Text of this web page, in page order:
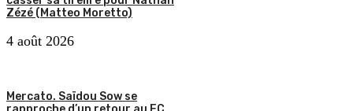
Zézé (Matteo Moretto)
4 août 2026
Mercato. Saïdou Sow se